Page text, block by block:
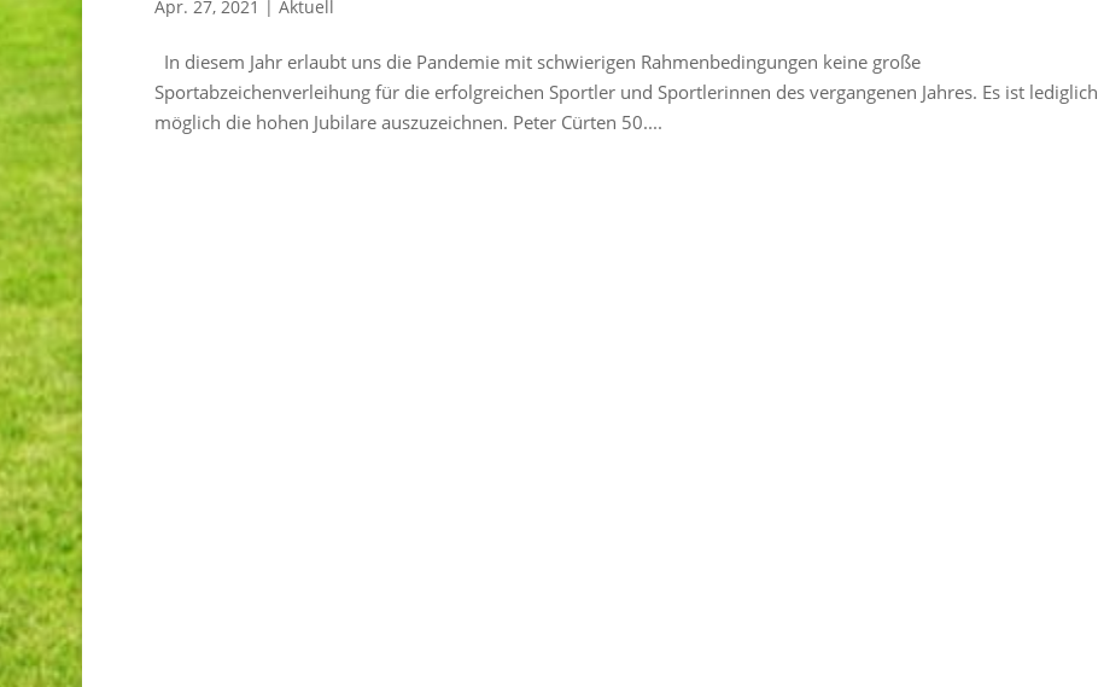
Apr. 27, 2021 |Aktuell
In diesem Jahr erlaubt uns die Pandemie mit schwierigen Rahmenbedingungen keine große
Sportabzeichenverleihung für die erfolgreichen Sportler und Sportlerinnen des vergangenen Jahres. Es ist lediglich
möglich die hohen Jubilare auszuzeichnen. Peter Cürten 50....